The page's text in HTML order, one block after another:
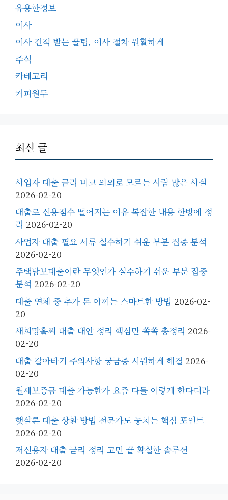
유용한정보
이사
이사 견적 받는 꿀팁, 이사 절차 원활하게
주식
카테고리
커피원두
최신 글
사업자 대출 금리 비교 의외로 모르는 사람 많은 사실
2026-02-20
대출로 신용점수 떨어지는 이유 복잡한 내용 한방에 정
리 2026-02-20
사업자 대출 필요 서류 실수하기 쉬운 부분 집중 분석
2026-02-20
주택담보대출이란 무엇인가 실수하기 쉬운 부분 집중
분석 2026-02-20
대출 연체 중 추가 돈 아끼는 스마트한 방법 2026-02-
20
새희망홀씨 대출 대안 정리 핵심만 쏙쏙 총정리 2026-
02-20
대출 갈아타기 주의사항 궁금증 시원하게 해결 2026-
02-20
월세보증금 대출 가능한가 요즘 다들 이렇게 한다더라
2026-02-20
햇살론 대출 상환 방법 전문가도 놓치는 핵심 포인트
2026-02-20
저신용자 대출 금리 정리 고민 끝 확실한 솔루션
2026-02-20